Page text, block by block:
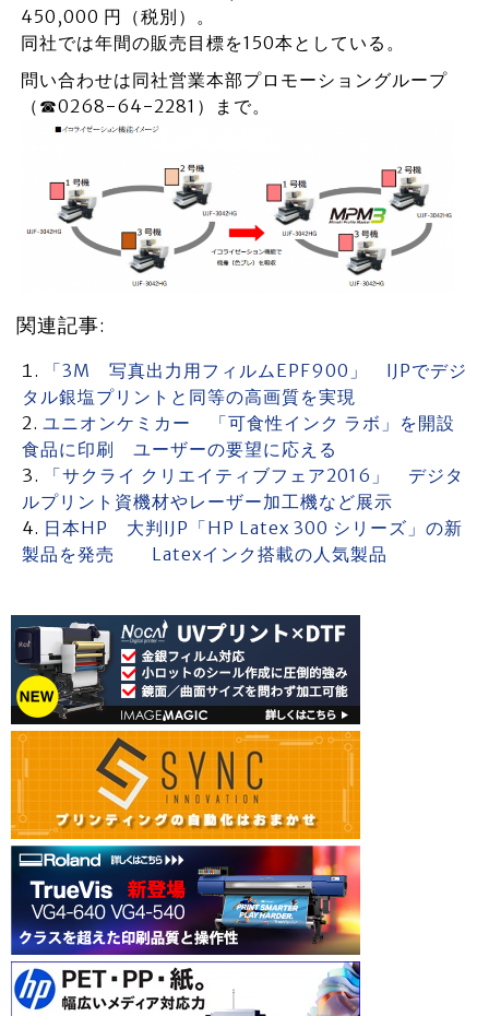
450,000 円（税別）。
同社では年間の販売目標を150本としている。
問い合わせは同社営業本部プロモーショングループ
（☎0268-64-2281）まで。
関連記事:
「3M 写真出力用フィルムEPF900」 IJPでデジ
タル銀塩プリントと同等の高画質を実現
ユニオンケミカー 「可食性インク ラボ」を開設
食品に印刷 ユーザーの要望に応える
「サクライ クリエイティブフェア2016」 デジタ
ルプリント資機材やレーザー加工機など展示
日本HP 大判IJP「HP Latex 300 シリーズ」の新
製品を発売 Latexインク搭載の人気製品